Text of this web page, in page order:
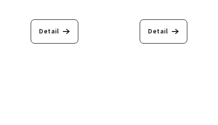
Detail Detail